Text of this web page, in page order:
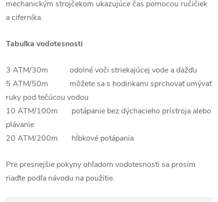
mechanickým strojčekom ukazujúce čas pomocou ručičiek
a ciferníka.
Tabuľka vodotesnosti
3 ATM/30m odolné voči striekajúcej vode a dažďu
5 ATM/50m môžete sa s hodinkami sprchovať umývať
ruky pod tečúcou vodou
10 ATM/100m potápanie bez dýchacieho prístroja alebo
plávanie
20 ATM/200m hĺbkové potápania
Pre presnejšie pokyny ohľadom vodotesnosti sa prosím
riaďte podľa návodu na použitie.